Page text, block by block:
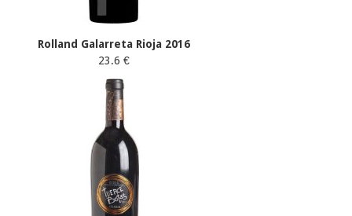
Rolland Galarreta Rioja 2016
23.6 €